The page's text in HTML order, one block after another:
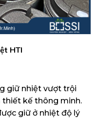
HTI
giữ nhiệt vượt trội
thiết kế thông minh.
giữ ở nhiệt độ lý